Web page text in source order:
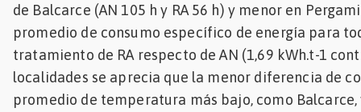
de Balcarce (AN 105 h y RA 56 h) y menor en
promedio de consumo específico de energía para
tratamiento de RA respecto de AN (1,69 kWh.t-1
localidades se aprecia que la menor diferencia de
promedio de temperatura más bajo, como